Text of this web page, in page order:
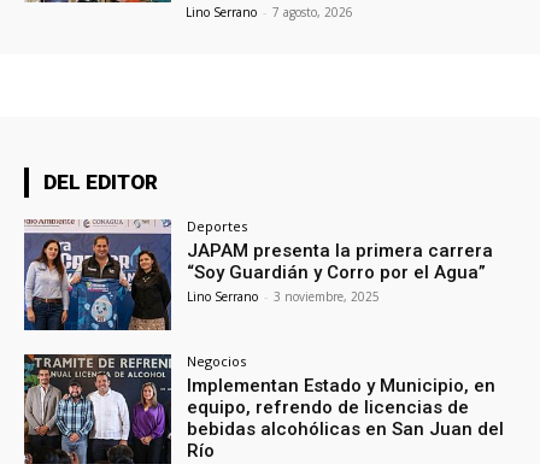
Lino Serrano - 7 agosto, 2026
DEL EDITOR
Deportes
JAPAM presenta la primera carrera
“Soy Guardián y Corro por el Agua”
Lino Serrano - 3 noviembre, 2025
Negocios
Implementan Estado y Municipio, en
equipo, refrendo de licencias de
bebidas alcohólicas en San Juan del
Río